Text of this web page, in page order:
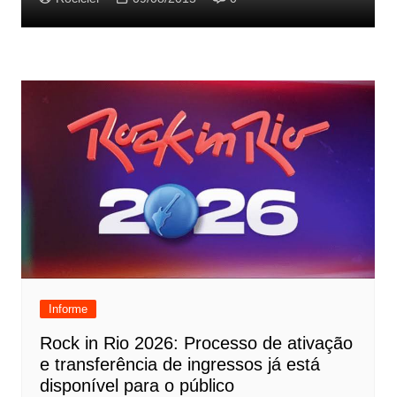
Informe
Rock in Rio 2026: Processo de ativação
e transferência de ingressos já está
disponível para o público